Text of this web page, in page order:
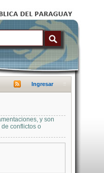
Ingresar
y son
conflictos o